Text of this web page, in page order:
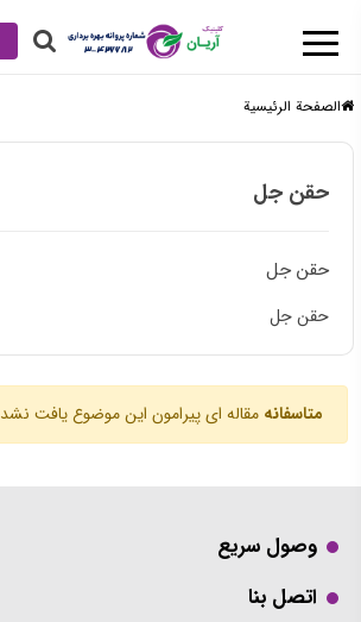
الصفحة الرئيسية
حقن جل
حقن جل
حقن جل
متاسفانه مقاله ای پیرامون این موضوع یافت نشد
وصول سريع
اتصل بنا